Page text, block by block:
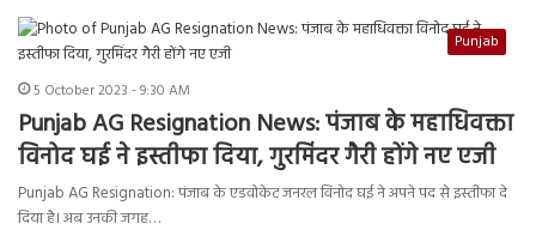
Punjab
5 October 2023 - 9:30 AM
Punjab AG Resignation News: पंजाब के महाधिवक्ता
विनोद घई ने इस्तीफा दिया, गुरमिंदर गैरी होंगे नए एजी
Punjab AG Resignation: पंजाब के एडवोकेट जनरल विनोद घई ने अपने पद से इस्तीफा दे
दिया है। अब उनकी जगह…